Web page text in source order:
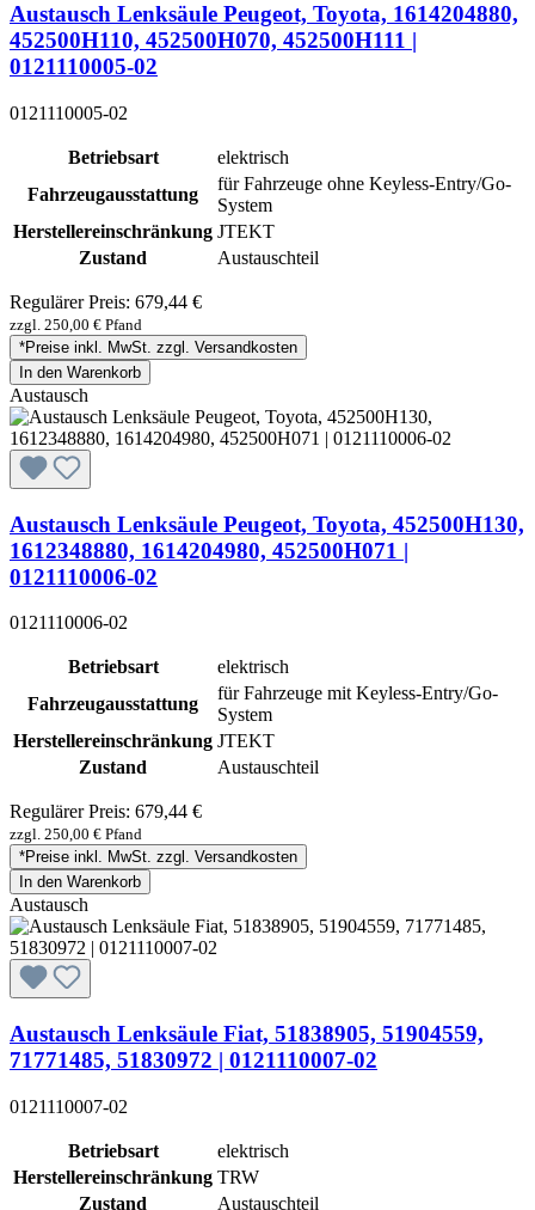
Austausch Lenksäule Peugeot, Toyota, 1614204880,
452500H110, 452500H070, 452500H111 |
0121110005-02
0121110005-02
Betriebsart
elektrisch
Fahrzeugausstattung
für Fahrzeuge ohne Keyless-Entry/Go-
System
Herstellereinschränkung JTEKT
Zustand
Austauschteil
Regulärer Preis: 679,44 €
zzgl. 250,00 € Pfand
*Preise inkl. MwSt. zzgl. Versandkosten
In den Warenkorb
Austausch
Austausch Lenksäule Peugeot, Toyota, 452500H130,
1612348880, 1614204980, 452500H071 |
0121110006-02
0121110006-02
Betriebsart
elektrisch
Fahrzeugausstattung
für Fahrzeuge mit Keyless-Entry/Go-
System
Herstellereinschränkung JTEKT
Zustand
Austauschteil
Regulärer Preis: 679,44 €
zzgl. 250,00 € Pfand
*Preise inkl. MwSt. zzgl. Versandkosten
In den Warenkorb
Austausch
Austausch Lenksäule Fiat, 51838905, 51904559,
71771485, 51830972 | 0121110007-02
0121110007-02
Betriebsart
elektrisch
Herstellereinschränkung TRW
Zustand
Austauschteil